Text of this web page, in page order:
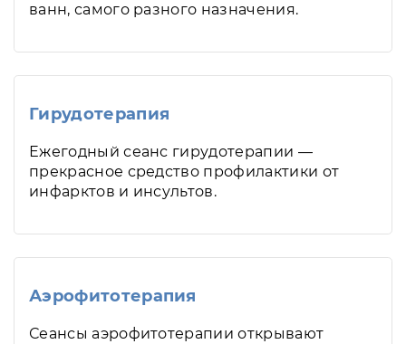
ванн, самого разного назначения.
Гирудотерапия
Ежегодный сеанс гирудотерапии —
прекрасное средство профилактики от
инфарктов и инсультов.
Аэрофитотерапия
Сеансы аэрофитотерапии открывают